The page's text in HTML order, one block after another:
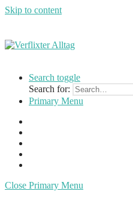
Skip to content
Alltag
einer
Mutter
Lehrerin
Search toggle
Search for:
Primary Menu
Close Primary Menu